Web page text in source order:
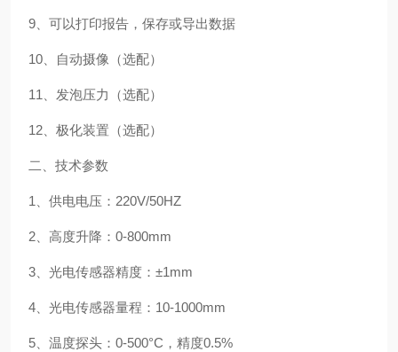
9、可以打印报告，保存或导出数据
10、自动摄像（选配）
11、发泡压力（选配）
12、极化装置（选配）
二、技术参数
1、供电电压：220V/50HZ
2、高度升降：0-800mm
3、光电传感器精度：±1mm
4、光电传感器量程：10-1000mm
5、温度探头：0-500°C，精度0.5%